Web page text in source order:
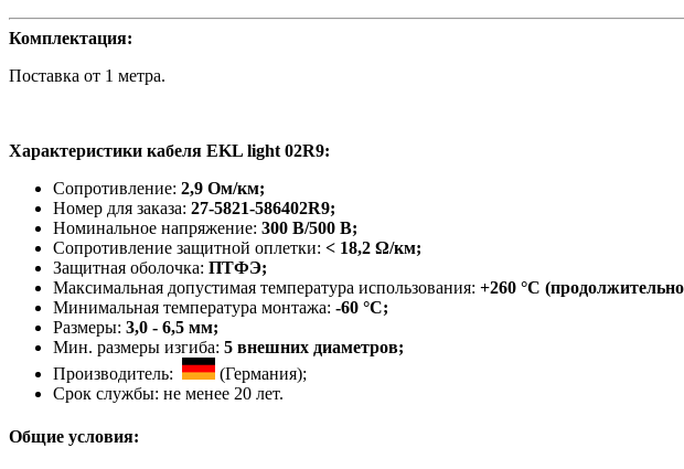
Комплектация:
Поставка от 1 метра.
Характеристики кабеля EKL light 02R9:
Сопротивление: 2,9 Ом/км;
Номер для заказа: 27-5821-586402R9;
Номинальное напряжение: 300 В/500 В;
Сопротивление защитной оплетки: < 18,2 Ω/км;
Защитная оболочка: ПТФЭ;
Максимальная допустимая температура использования: +260 °C
Минимальная температура монтажа: -60 °С;
Размеры: 3,0 - 6,5 мм;
Мин. размеры изгиба: 5 внешних диаметров;
Производитель:
(Германия);
Срок службы: не менее 20 лет.
Общие условия: